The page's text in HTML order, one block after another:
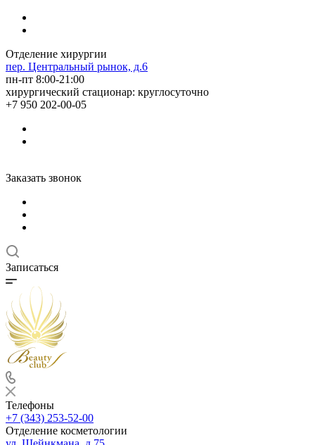
Отделение хирургии
пер. Центральный рынок, д.6
пн-пт 8:00-21:00
хирургический стационар: круглосуточно
+7 950 202-00-05
Заказать звонок
Записаться
Телефоны
+7 (343) 253-52-00
Отделение косметологии